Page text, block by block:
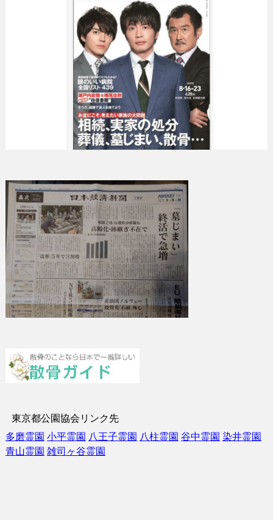
東京都公園協会リンク先
多磨霊園 小平霊園 八王子霊園 八柱霊園 谷中霊園 染井霊園
青山霊園 雑司ヶ谷霊園